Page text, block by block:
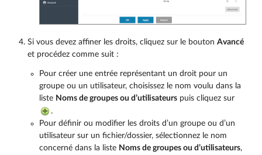
Si vous devez affiner les droits, cliquez sur le bouton Avancé
et procédez comme suit :
Pour créer une entrée représentant un droit pour un
groupe ou un utilisateur, choisissez le nom voulu dans la
liste Noms de groupes ou d’utilisateurs puis cliquez sur
.
Pour définir ou modifier les droits d’un groupe ou d’un
utilisateur sur un fichier/dossier, sélectionnez le nom
concerné dans la liste Noms de groupes ou d’utilisateurs,